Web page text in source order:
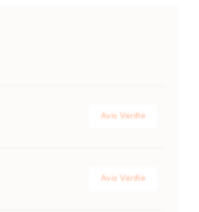
Avis Vérifié
Avis Vérifié